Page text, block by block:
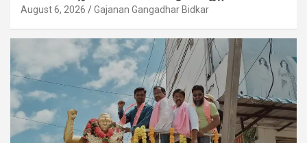
August 6, 2026 Gajanan Gangadhar Bidkar